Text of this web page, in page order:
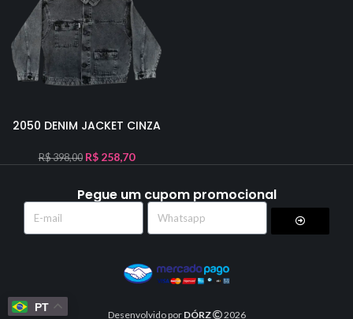
2050 DENIM JACKET CINZA
R$398,00 R$258,70
Pegue um cupom promocional
Desenvolvido por DÓRZ 2026
PT